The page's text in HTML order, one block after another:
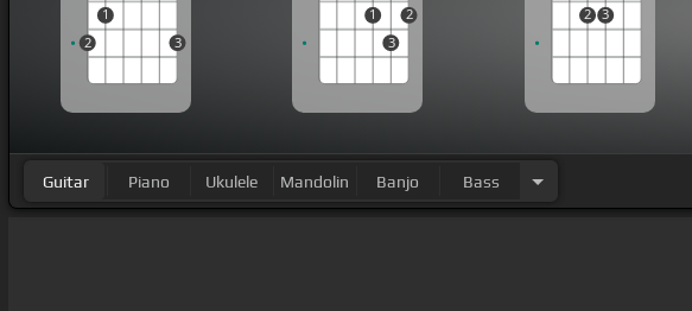
2
1
3
1
3
2 2 3
Guitar Piano Ukulele Mandolin Banjo Bass